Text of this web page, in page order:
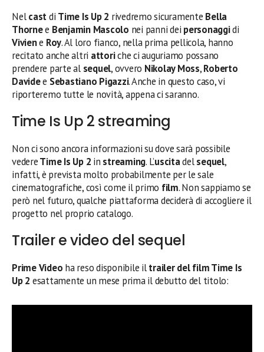
Nelcastdi Time Is Up 2 rivedremo sicuramente Bella
Thornee Benjamin Mascolo nei panni dei personaggidi
Viviene Roy. Al loro fianco, nella prima pellicola, hanno
recitato anche altri attoriche ci auguriamo possano
prendere parte al sequel, ovvero Nikolay Moss,Roberto
Davidee Sebastiano Pigazzi. Anche in questo caso, vi
riporteremo tutte le novità, appena ci saranno.
Time Is Up 2 streaming
Non ci sono ancora informazioni su dove sarà possibile
vedereTime Is Up 2 in streaming. L’uscitadelsequel,
infatti, è prevista molto probabilmente per le sale
cinematografiche, così come il primo film. Non sappiamo se
però nel futuro, qualche piattaforma deciderà di accogliere il
progetto nel proprio catalogo.
Trailer e video del sequel
Prime Video ha reso disponibile iltrailer del film Time Is
Up 2 esattamente un mese prima il debutto del titolo: